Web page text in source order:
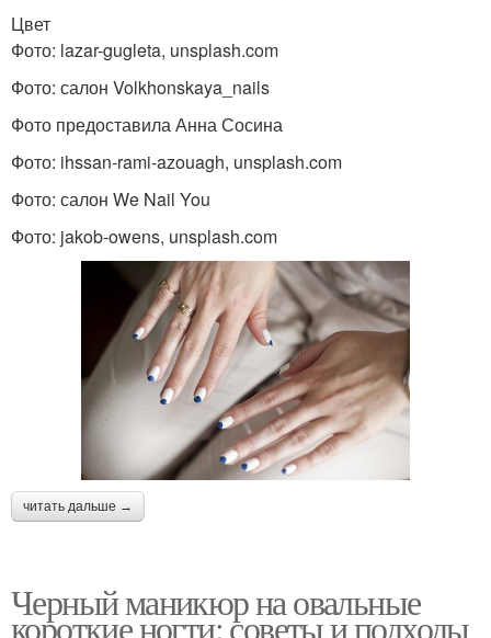
Цвет
Фото: lazar-gugleta, unsplash.com
Фото: салон Volkhonskaya_nails
Фото предоставила Анна Сосина
Фото: ihssan-rami-azouagh, unsplash.com
Фото: салон We Nail You
Фото: jakob-owens, unsplash.com
читать дальше →
Черный маникюр на овальные
короткие ногти: советы и подходы